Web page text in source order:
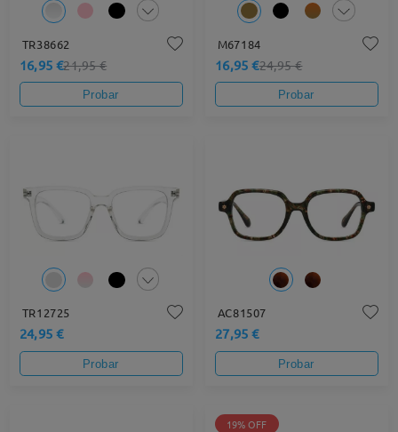
TR38662
16,95 €21,95 €
Probar
M67184
16,95 €24,95 €
Probar
TR12725
24,95 €
Probar
AC81507
27,95 €
Probar
19% OFF